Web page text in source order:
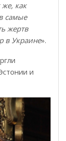
как
самые
жертв
в Украине».
и